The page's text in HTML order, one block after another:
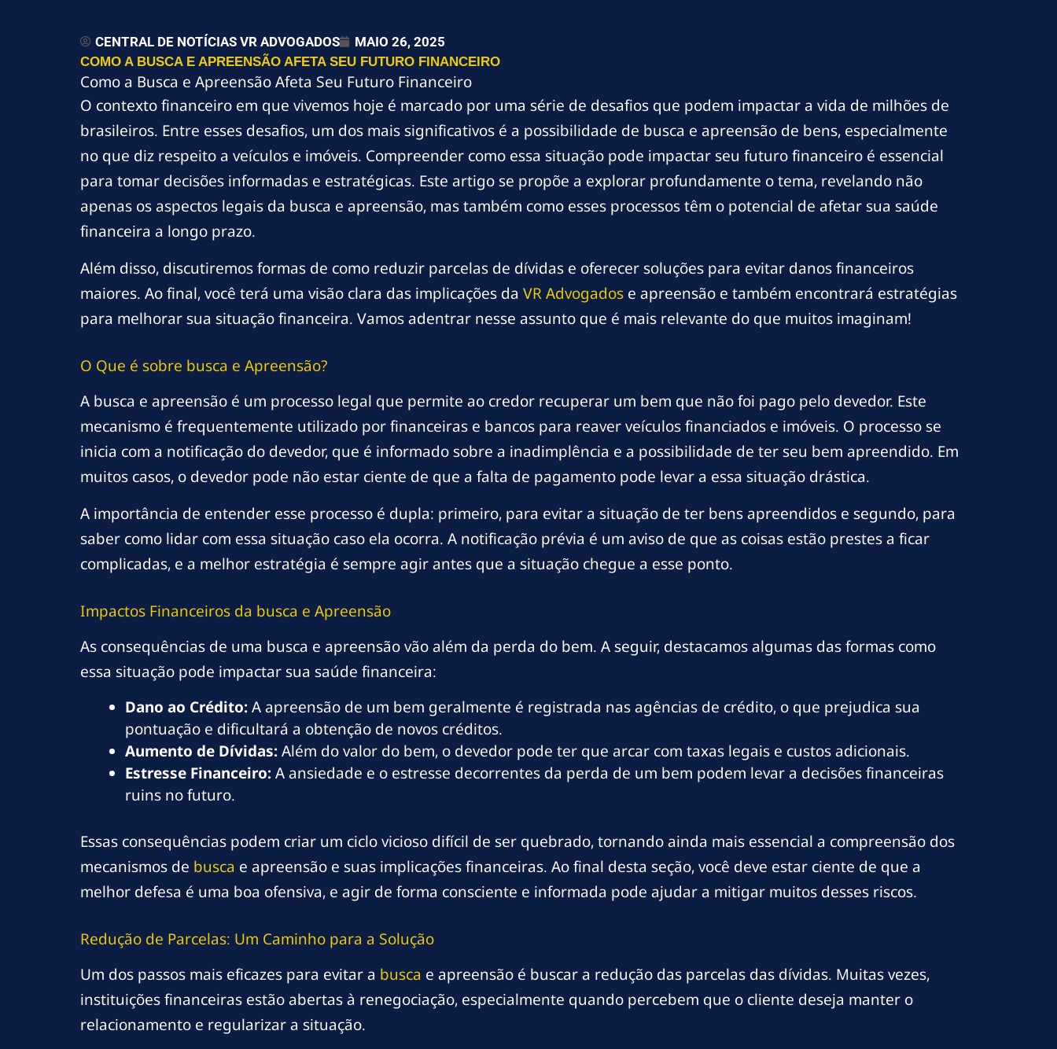
CENTRAL DE NOTÍCIAS VR ADVOGADOS MAIO 26, 2025
COMO A BUSCA E APREENSÃO AFETA SEU FUTURO FINANCEIRO
Como a Busca e Apreensão Afeta Seu Futuro Financeiro
O contexto financeiro em que vivemos hoje é marcado por uma série de desafios que podem impactar a vida de milhões de
brasileiros. Entre esses desafios, um dos mais significativos é a possibilidade de busca e apreensão de bens, especialmente
no que diz respeito a veículos e imóveis. Compreender como essa situação pode impactar seu futuro financeiro é essencial
para tomar decisões informadas e estratégicas. Este artigo se propõe a explorar profundamente o tema, revelando não
apenas os aspectos legais da busca e apreensão, mas também como esses processos têm o potencial de afetar sua saúde
financeira a longo prazo.
Além disso, discutiremos formas de como reduzir parcelas de dívidas e oferecer soluções para evitar danos financeiros
maiores. Ao final, você terá uma visão clara das implicações da VR Advogados e apreensão e também encontrará estratégias
para melhorar sua situação financeira. Vamos adentrar nesse assunto que é mais relevante do que muitos imaginam!
O Que é sobre busca e Apreensão?
A busca e apreensão é um processo legal que permite ao credor recuperar um bem que não foi pago pelo devedor. Este
mecanismo é frequentemente utilizado por financeiras e bancos para reaver veículos financiados e imóveis. O processo se
inicia com a notificação do devedor, que é informado sobre a inadimplência e a possibilidade de ter seu bem apreendido. Em
muitos casos, o devedor pode não estar ciente de que a falta de pagamento pode levar a essa situação drástica.
A importância de entender esse processo é dupla: primeiro, para evitar a situação de ter bens apreendidos e segundo, para
saber como lidar com essa situação caso ela ocorra. A notificação prévia é um aviso de que as coisas estão prestes a ficar
complicadas, e a melhor estratégia é sempre agir antes que a situação chegue a esse ponto.
Impactos Financeiros da busca e Apreensão
As consequências de uma busca e apreensão vão além da perda do bem. A seguir, destacamos algumas das formas como
essa situação pode impactar sua saúde financeira:
Dano ao Crédito:A apreensão de um bem geralmente é registrada nas agências de crédito, o que prejudica sua
pontuação e dificultará a obtenção de novos créditos.
Aumento de Dívidas:Além do valor do bem, o devedor pode ter que arcar com taxas legais e custos adicionais.
Estresse Financeiro:A ansiedade e o estresse decorrentes da perda de um bem podem levar a decisões financeiras
ruins no futuro.
Essas consequências podem criar um ciclo vicioso difícil de ser quebrado, tornando ainda mais essencial a compreensão dos
mecanismos de busca e apreensão e suas implicações financeiras. Ao final desta seção, você deve estar ciente de que a
melhor defesa é uma boa ofensiva, e agir de forma consciente e informada pode ajudar a mitigar muitos desses riscos.
Redução de Parcelas: Um Caminho para a Solução
Um dos passos mais eficazes para evitar a busca e apreensão é buscar a redução das parcelas das dívidas. Muitas vezes,
instituições financeiras estão abertas à renegociação, especialmente quando percebem que o cliente deseja manter o
relacionamento e regularizar a situação.